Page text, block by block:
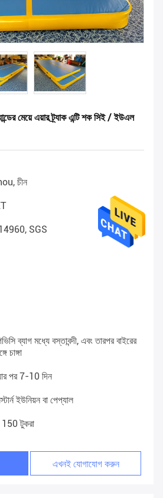
মেয়ে এয়ার ট্র্যাক এন্টি শক সিই / ইউএল
চীন
SGS
ব্যাগ মধ্যে বস্তাবন্দী, এবং তারপর বাইরের
চাঙ্গা
পর 7-10 দিন
ইউনিয়ন বা পেপ্যাল
150 টুকরা
এখনই যোগাযোগ করুন